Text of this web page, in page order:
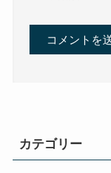
カテゴリー